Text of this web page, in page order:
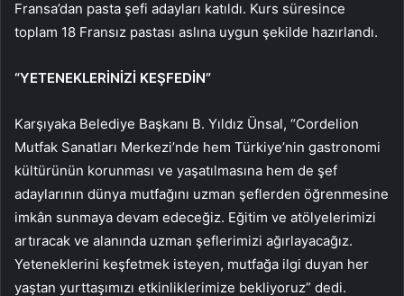
Fransa’dan pasta şefi adayları katıldı. Kurs süresince
toplam 18 Fransız pastası aslına uygun şekilde hazırlandı.
“YETENEKLERİNİZİ KEŞFEDİN”
Karşıyaka Belediye Başkanı B. Yıldız Ünsal, “Cordelion
Mutfak Sanatları Merkezi’nde hem Türkiye’nin gastronomi
kültürünün korunması ve yaşatılmasına hem de şef
adaylarının dünya mutfağını uzman şeflerden öğrenmesine
imkân sunmaya devam edeceğiz. Eğitim ve atölyelerimizi
artıracak ve alanında uzman şeflerimizi ağırlayacağız.
Yeteneklerini keşfetmek isteyen, mutfağa ilgi duyan her
yaştan yurttaşımızı etkinliklerimize bekliyoruz” dedi.